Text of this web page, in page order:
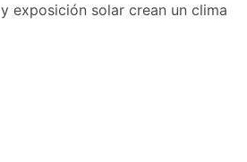
exposición solar crean un clima